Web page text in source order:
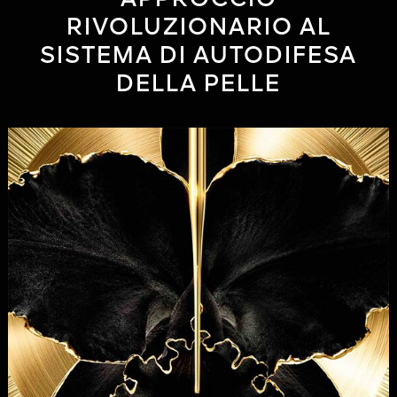
RIVOLUZIONARIO AL
SISTEMA DI AUTODIFESA
DELLA PELLE